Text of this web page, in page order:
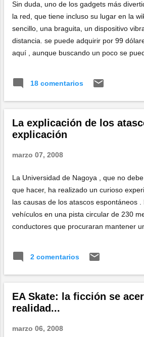
Sin duda, uno de los gadgets más
la red, que tiene incluso su lugar en la
sencillo, una braguita, un dispositivo
distancia. se puede adquirir por 99
aquí , aunque buscando un poco se
cumpleaños de amigas, o para darle
Promete sensaciones únicas, aunque a
de esta chica, cuyos amigos han
vez es necesario un tiempo de
18 comentarios
La explicación de los
explicación
marzo 07, 2008
La Universidad de Nagoya , que no
que hacer, ha realizado un curioso
las causas de los atascos espontáneos .
vehículos en una pista circular de 230
conductores que procuraran mantener
fluctuación en la distancia entre los
velocidad hasta que algún conductor se
desencadena el atasco, que se propaga
diferencias individuales en el
humanos, bien por un error, bien como
2 comentarios
EA Skate: la ficción se
realidad...
marzo 06, 2008